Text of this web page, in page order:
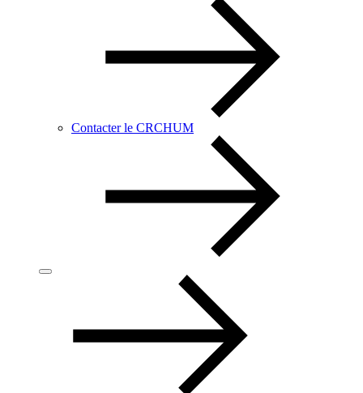
Contacter le CRCHUM